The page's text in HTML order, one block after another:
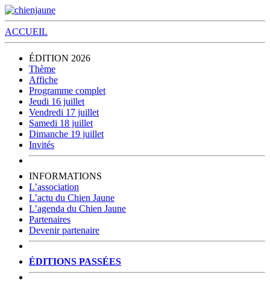
ACCUEIL
ÉDITION 2026
Thème
Affiche
Programme complet
Jeudi 16 juillet
Vendredi 17 juillet
Samedi 18 juillet
Dimanche 19 juillet
Invités
INFORMATIONS
L’association
L’actu du Chien Jaune
L’agenda du Chien Jaune
Partenaires
Devenir partenaire
ÉDITIONS PASSÉES